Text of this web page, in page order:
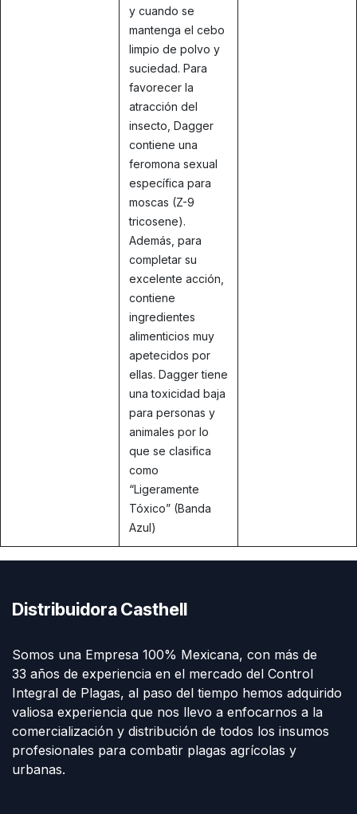
y cuando se
mantenga el cebo
limpio de polvo y
suciedad. Para
favorecer la
atracción del
insecto, Dagger
contiene una
feromona sexual
específica para
moscas (Z-9
tricosene).
Además, para
completar su
excelente acción,
contiene
ingredientes
alimenticios muy
apetecidos por
ellas. Dagger tiene
una toxicidad baja
para personas y
animales por lo
que se clasifica
como
“Ligeramente
Tóxico” (Banda
Azul)
Distribuidora Casthell
Somos una Empresa 100% Mexicana, con más de
33 años de experiencia en el mercado del Control
Integral de Plagas, al paso del tiempo hemos adquirido
valiosa experiencia que nos llevo a enfocarnos a la
comercialización y distribución de todos los insumos
profesionales para combatir plagas agrícolas y
urbanas.